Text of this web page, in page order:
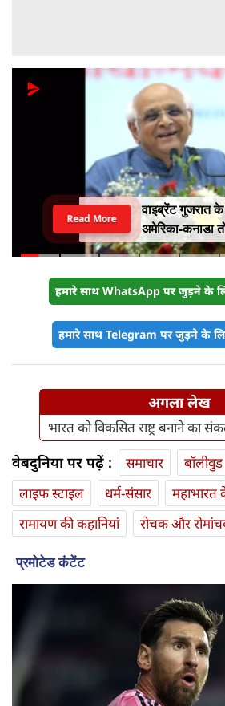
वाइब्रेंट गुजरात
अमेरिका-कनाडा
संभालेंगे जापान-
Read More
हमारे साथ WhatsApp पर जुड़ने के
हमारे साथ Telegram पर जुड़ने के
अगला लेख
भारत को विकसित राष्ट्र बनाने का
वेबदुनिया पर पढ़ें : समाचार बॉलीवुड
लाइफ स्‍टाइल
धर्म-संसार
महाभारत
रामायण की कहानियां
रोचक और